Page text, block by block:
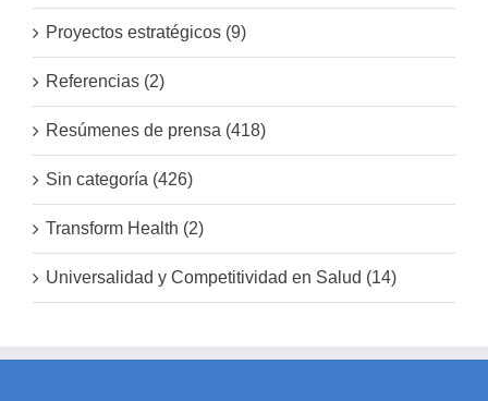
Proyectos estratégicos (9)
Referencias (2)
Resúmenes de prensa (418)
Sin categoría (426)
Transform Health (2)
Universalidad y Competitividad en Salud (14)